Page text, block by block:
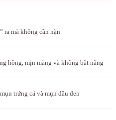
ra mà không cần nặn
hồng, mịn màng và không bắt nắng
trứng cá và mụn đầu đen